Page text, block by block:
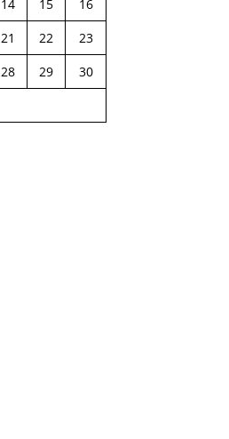
14 15
16
21 22
23
28 29
30